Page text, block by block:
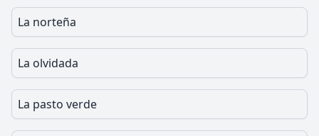
La norteña
La olvidada
La pasto verde